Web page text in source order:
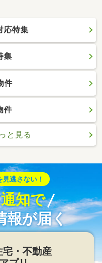
応特集
集
件
件
と見る
逃さない！
知で
報が届く
・不動産